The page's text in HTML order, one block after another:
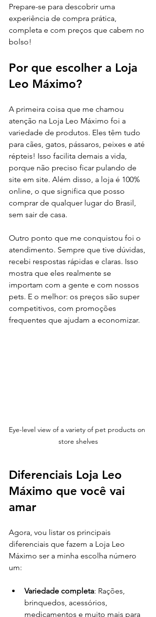
Prepare-se para descobrir uma
experiência de compra prática,
completa e com preços que cabem no
bolso!
Por que escolher a Loja
Leo Máximo?
A primeira coisa que me chamou
atenção na Loja Leo Máximo foi a
variedade de produtos. Eles têm tudo
para cães, gatos, pássaros, peixes e até
répteis! Isso facilita demais a vida,
porque não preciso ficar pulando de
site em site. Além disso, a loja é 100%
online, o que significa que posso
comprar de qualquer lugar do Brasil,
sem sair de casa.
Outro ponto que me conquistou foi o
atendimento. Sempre que tive dúvidas,
recebi respostas rápidas e claras. Isso
mostra que eles realmente se
importam com a gente e com nossos
pets. E o melhor: os preços são super
competitivos, com promoções
frequentes que ajudam a economizar.
Eye-level view of a variety of pet products on
store shelves
Diferenciais Loja Leo
Máximo que você vai
amar
Agora, vou listar os principais
diferenciais que fazem a Loja Leo
Máximo ser a minha escolha número
um:
Variedade completa: Rações,
brinquedos, acessórios,
medicamentos e muito mais para